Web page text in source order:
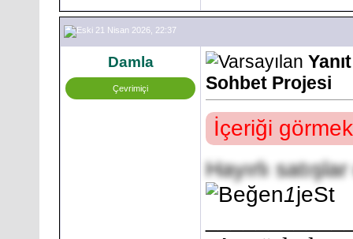
21 Nisan 2026, 22:37
Damla
Çevrimiçi
Sohbet Projesi
İçeriği
Hayırlı
1jeSt